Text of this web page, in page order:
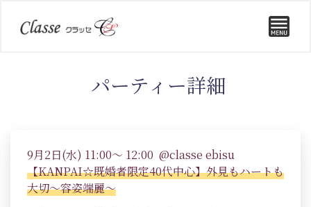
パーティー詳細
9月2日(水) 11:00～ 12:00 @classe ebisu
【KANPAI☆既婚者限定40代中心】外見もハートも
大切～容姿端麗～